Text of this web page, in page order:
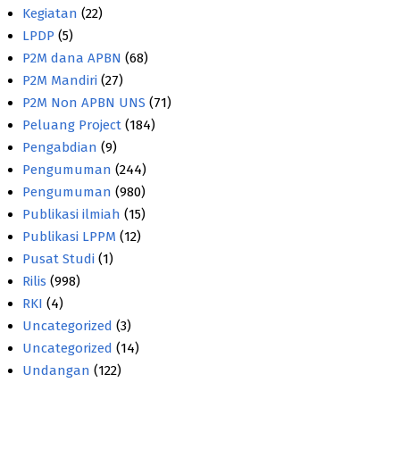
Kegiatan (22)
LPDP (5)
P2M dana APBN (68)
P2M Mandiri (27)
P2M Non APBN UNS (71)
Peluang Project (184)
Pengabdian (9)
Pengumuman (244)
Pengumuman (980)
Publikasi ilmiah (15)
Publikasi LPPM (12)
Pusat Studi (1)
Rilis (998)
RKI (4)
Uncategorized (3)
Uncategorized (14)
Undangan (122)